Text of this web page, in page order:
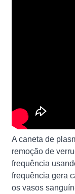
A caneta de
remoção de
frequência
frequência gera
os vasos